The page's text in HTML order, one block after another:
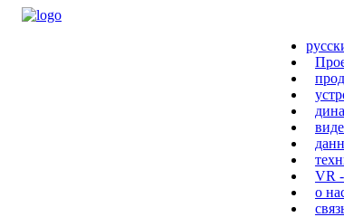
VR
о